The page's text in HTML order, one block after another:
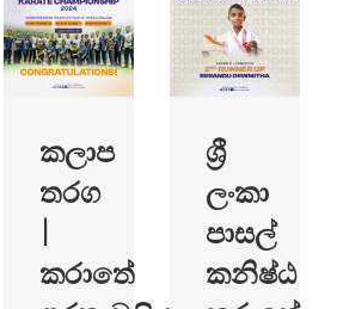
කලාප
තරග
කරාතේ
ශ්‍රී
ලංකා
පාසල්
කනිෂ්ඨ